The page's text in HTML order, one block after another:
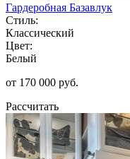
Гардеробная Базавлук
Стиль:
Классический
Цвет:
Белый
от 170 000 руб.
Рассчитать